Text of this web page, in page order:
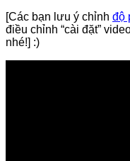
[Các bạn lưu ý chỉnh độ
điều chỉnh “cài đặt”
nhé!] :)